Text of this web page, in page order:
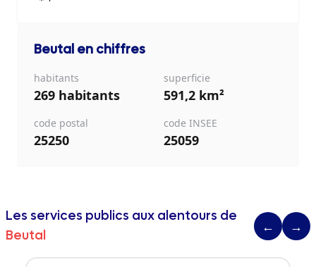
Beutal en chiffres
habitants
269 habitants
superficie
591,2 km²
code postal
25250
code INSEE
25059
Les services publics aux alentours de
Beutal
← →